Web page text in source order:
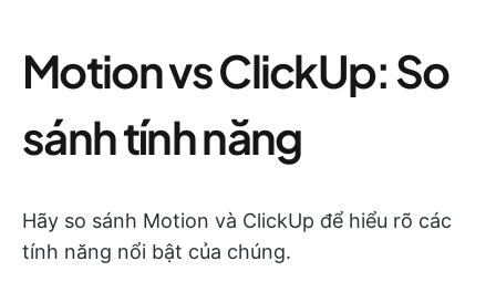
Motion vs ClickUp: So
sánh tính năng
Hãy so sánh Motion và ClickUp để hiểu rõ các
tính năng nổi bật của chúng.